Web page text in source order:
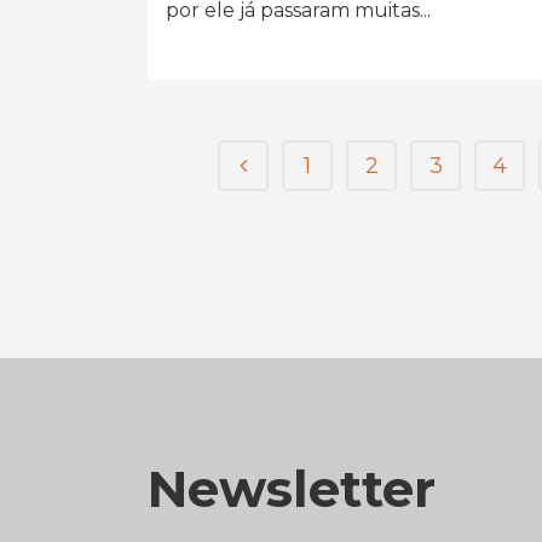
por ele já passaram muitas...
1 2 3 4
Newsletter